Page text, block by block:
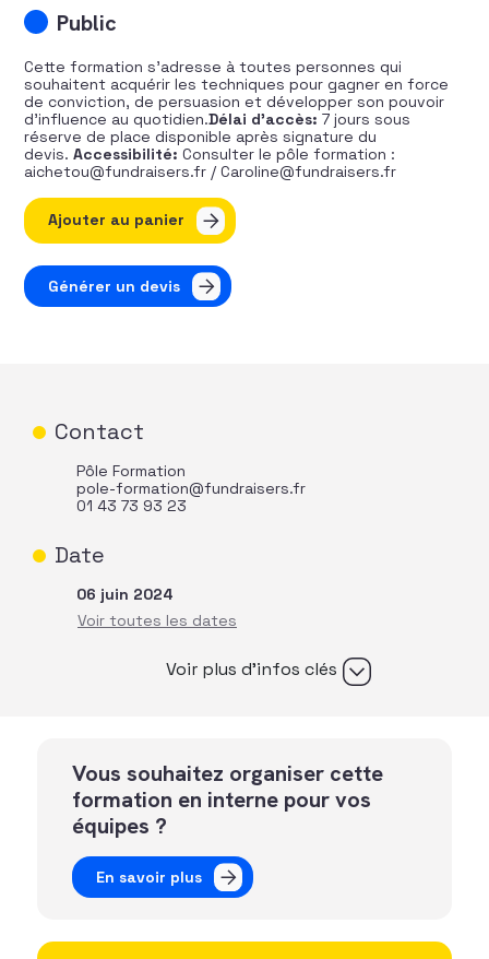
Public
Cette formation s’adresse à toutes personnes qui
souhaitent acquérir les techniques pour gagner en force
de conviction, de persuasion et développer son pouvoir
d’influence au quotidien.Délai d’accès: 7 jours sous
réserve de place disponible après signature du
devis.Accessibilité: Consulter le pôle formation :
aichetou@fundraisers.fr / Caroline@fundraisers.fr
quantité de Boostez votre influence
Ajouter au panier
Générer un devis
Contact
Pôle Formation
pole-formation@fundraisers.fr
01 43 73 93 23
Date
06 juin 2024
Voir plus d’infos clés
Vous souhaitez organiser cette
formation en interne pour vos
équipes ?
En savoir plus